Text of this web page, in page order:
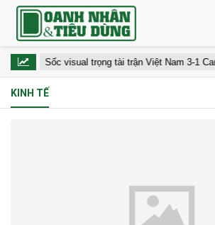
Sốc visual trọng tài trận Việt Nam 3-1
KINH TẾ